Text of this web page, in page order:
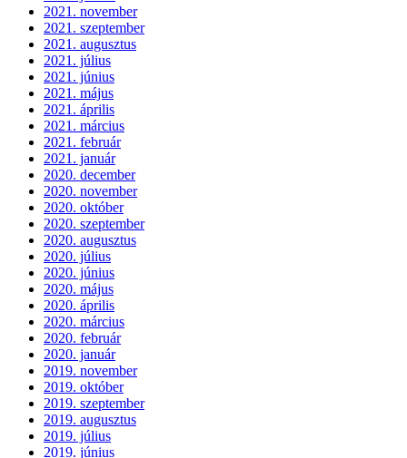
2021. november
2021. szeptember
2021. augusztus
2021. július
2021. június
2021. május
2021. április
2021. március
2021. február
2021. január
2020. december
2020. november
2020. október
2020. szeptember
2020. augusztus
2020. július
2020. június
2020. május
2020. április
2020. március
2020. február
2020. január
2019. november
2019. október
2019. szeptember
2019. augusztus
2019. július
2019. június